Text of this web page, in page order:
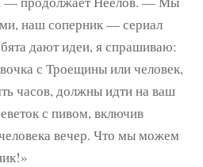
наш соперник — сериал
дают идеи, я спрашиваю:
с Троещины или человек,
часов, должны идти на ваш
с пивом, включив
вечер. Что мы можем